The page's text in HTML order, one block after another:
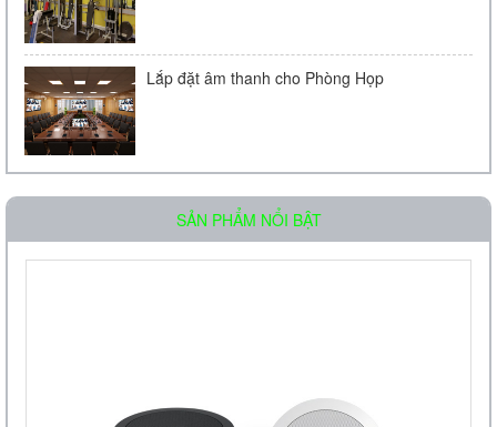
Lắp đặt âm thanh cho Phòng Họp
SẢN PHẨM NỔI BẬT